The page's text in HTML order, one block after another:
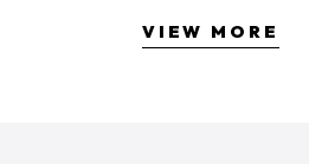
VIEW MORE